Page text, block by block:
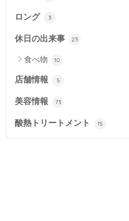
ロング 3
休日の出来事 23
食べ物 10
店舗情報 5
美容情報 73
酸熱トリートメント 15